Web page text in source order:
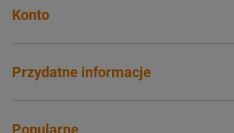
Konto
Przydatne informacje
Popularne